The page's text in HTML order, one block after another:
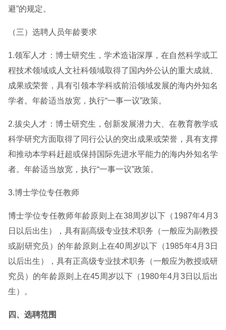
避”的规定。
（三）选聘人员年龄要求
1.领军人才：博士研究生，学术造诣深厚，在自然科学或工
程技术领域或人文社科领域取得了国内外公认的重大成就、
成果或荣誉，具有引领本学科或前沿领域发展的海内外知名
学者。年龄适当放宽，执行“一事一议”政策。
2.拔尖人才：博士研究生，创新发展潜力大、在教育教学或
科学研究方面取得了同行公认的突出成果或荣誉，具有支撑
和推动本学科赶超或保持国际先进水平能力的海内外知名学
者。年龄适当放宽，执行“一事一议”政策。
3.博士学位专任教师
博士学位专任教师年龄原则上在38周岁以下（1987年4月3
日以后出生），具有副高级专业技术职务（一般应为副教授
或副研究员）的年龄原则上在40周岁以下（1985年4月3日
以后出生），具有正高级专业技术职务（一般应为教授或研
究员）的年龄原则上在45周岁以下（1980年4月3日以后出
生）。
四、选聘范围